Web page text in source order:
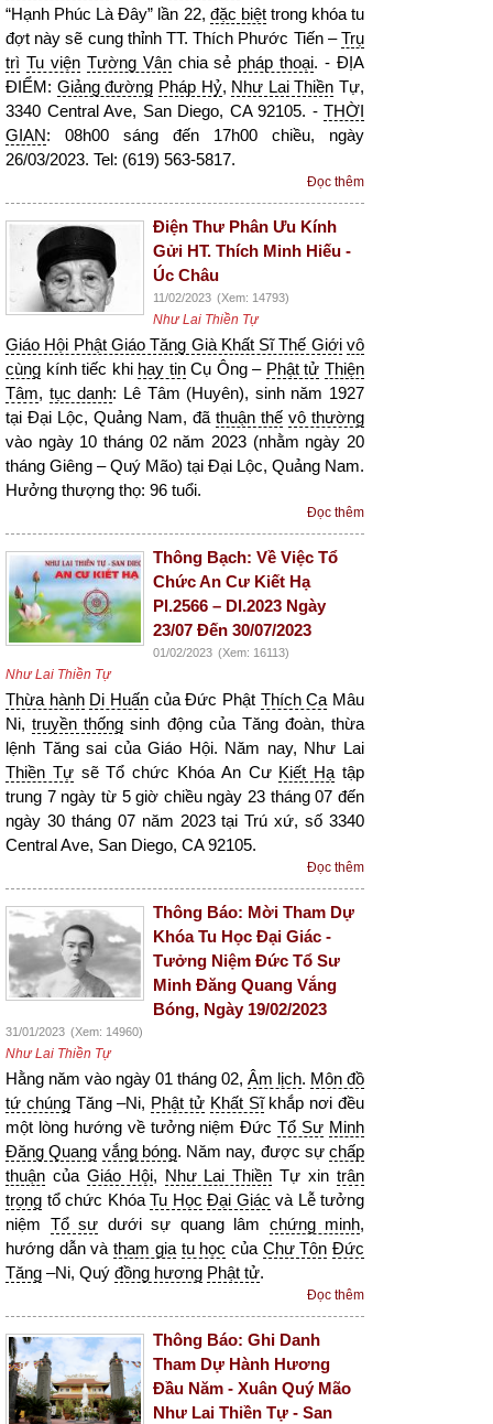
“Hạnh Phúc Là Đây” lần 22, đặc biệttrong khóa tu
đợt này sẽ cung thỉnh TT. Thích Phước Tiến –Trụ
trì Tu viện Tường Vânchia sẻ pháp thoại. - ĐỊA
ĐIỂM: Giảng đường Pháp Hỷ, Như Lai Thiền Tự,
3340 Central Ave, San Diego, CA 92105. - THỜI
GIAN: 08h00 sáng đến 17h00 chiều, ngày
26/03/2023. Tel: (619) 563-5817.
Đọc thêm
Điện Thư Phân Ưu Kính
Gửi HT. Thích Minh Hiếu -
Úc Châu
11/02/2023 (Xem: 14793)
Như Lai Thiền Tự
Giáo Hội Phật Giáo Tăng Già Khất Sĩ Thế Giới vô
cùng kính tiếc khi hay tinCụ Ông – Phật tử Thiện
Tâm, tục danh: Lê Tâm (Huyên), sinh năm 1927
tại Đại Lộc, Quảng Nam, đã thuận thế vô thường
vào ngày 10 tháng 02 năm 2023 (nhằm ngày 20
tháng Giêng – Quý Mão) tại Đại Lộc, Quảng Nam.
Hưởng thượng thọ: 96 tuổi.
Đọc thêm
Thông Bạch: Về Việc Tổ
Chức An Cư Kiết Hạ
Pl.2566 – Dl.2023 Ngày
23/07 Đến 30/07/2023
01/02/2023 (Xem: 16113)
Như Lai Thiền Tự
Thừa hành Di Huấn của Đức Phật Thích CaMâu
Ni,truyền thống sinh động của Tăng đoàn, thừa
lệnh Tăng sai của Giáo Hội. Năm nay, Như Lai
Thiền Tựsẽ Tổ chức Khóa An Cư Kiết Hạtập
trung 7 ngày từ 5 giờ chiều ngày 23 tháng 07 đến
ngày 30 tháng 07 năm 2023 tại Trú xứ, số 3340
Central Ave, San Diego, CA 92105.
Đọc thêm
Thông Báo: Mời Tham Dự
Khóa Tu Học Đại Giác -
Tưởng Niệm Đức Tổ Sư
Minh Đăng Quang Vắng
Bóng, Ngày 19/02/2023
31/01/2023 (Xem: 14960)
Như Lai Thiền Tự
Hằng năm vào ngày 01 tháng 02, Âm lịch. Môn đồ
tứ chúngTăng –Ni, Phật tử Khất Sĩkhắp nơi đều
một lòng hướng về tưởng niệm ĐứcTổ Sư Minh
Đăng Quang vắng bóng. Năm nay, được sự chấp
thuận của Giáo Hội, Như Lai Thiền Tự xintrân
trọng tổ chức KhóaTu Học Đại Giác và Lễ tưởng
niệm Tổ sư dưới sự quang lâm chứng minh,
hướng dẫn vàtham gia tu học của Chư Tôn Đức
Tăng –Ni, Quý đồng hương Phật tử.
Đọc thêm
Thông Báo: Ghi Danh
Tham Dự Hành Hương
Đầu Năm - Xuân Quý Mão
Như Lai Thiền Tự - San